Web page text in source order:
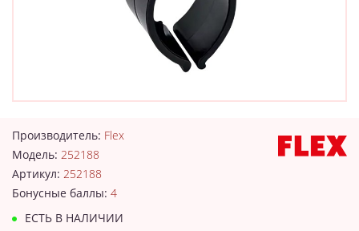
Производитель: Flex
Модель: 252188
Артикул: 252188
Бонусные баллы: 4
ЕСТЬ В НАЛИЧИИ